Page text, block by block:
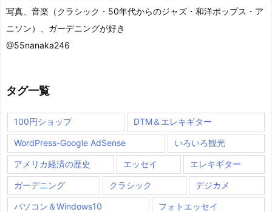
写真、音楽（クラシック・50年代からのジャズ・和洋ポップス・ア
ニソン）、ガーデニングが好き
@55nanaka246
タグ一覧
100円ショップ DTM＆エレキギター
WordPress-Google AdSense いろいろ観光
アメリカ経済の歴史 エッセイ エレキギター
ガーデニング クラシック デジカメ
パソコン＆Windows10 フォトエッセイ